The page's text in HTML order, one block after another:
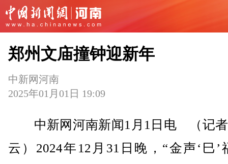
郑州文庙撞钟迎新年
中新网河南
2025年01月01日 19:09
中新网河南新闻1月1日电 （记
云）2024年12月31日晚，“金声‘巳’